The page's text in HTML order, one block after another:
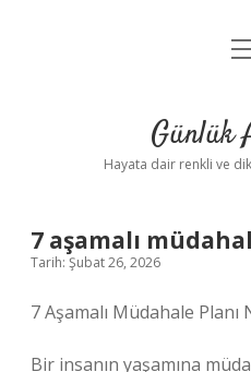
Yasal
Günlük
Hayata dair renkli ve
7 aşamalı
Tarih: Şubat 26, 2026
7 Aşamalı Müdahale Planı
Bir insanın yaşamına